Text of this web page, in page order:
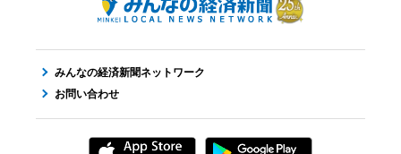
みんなの経済新聞ネットワーク
お問い合わせ